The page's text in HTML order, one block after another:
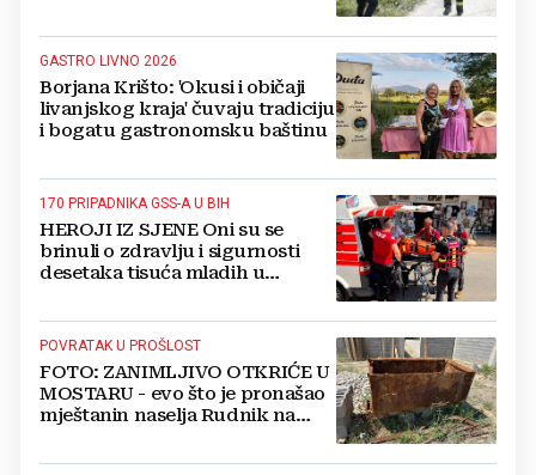
GASTRO LIVNO 2026
Borjana Krišto: 'Okusi i običaji
livanjskog kraja' čuvaju tradiciju
i bogatu gastronomsku baštinu
170 PRIPADNIKA GSS-A U BIH
HEROJI IZ SJENE Oni su se
brinuli o zdravlju i sigurnosti
desetaka tisuća mladih u
FOTOGRAFIJE
POVRATAK U PROŠLOST
FOTO: ZANIMLJIVO OTKRIĆE U
MOSTARU - evo što je pronašao
mještanin naselja Rudnik na